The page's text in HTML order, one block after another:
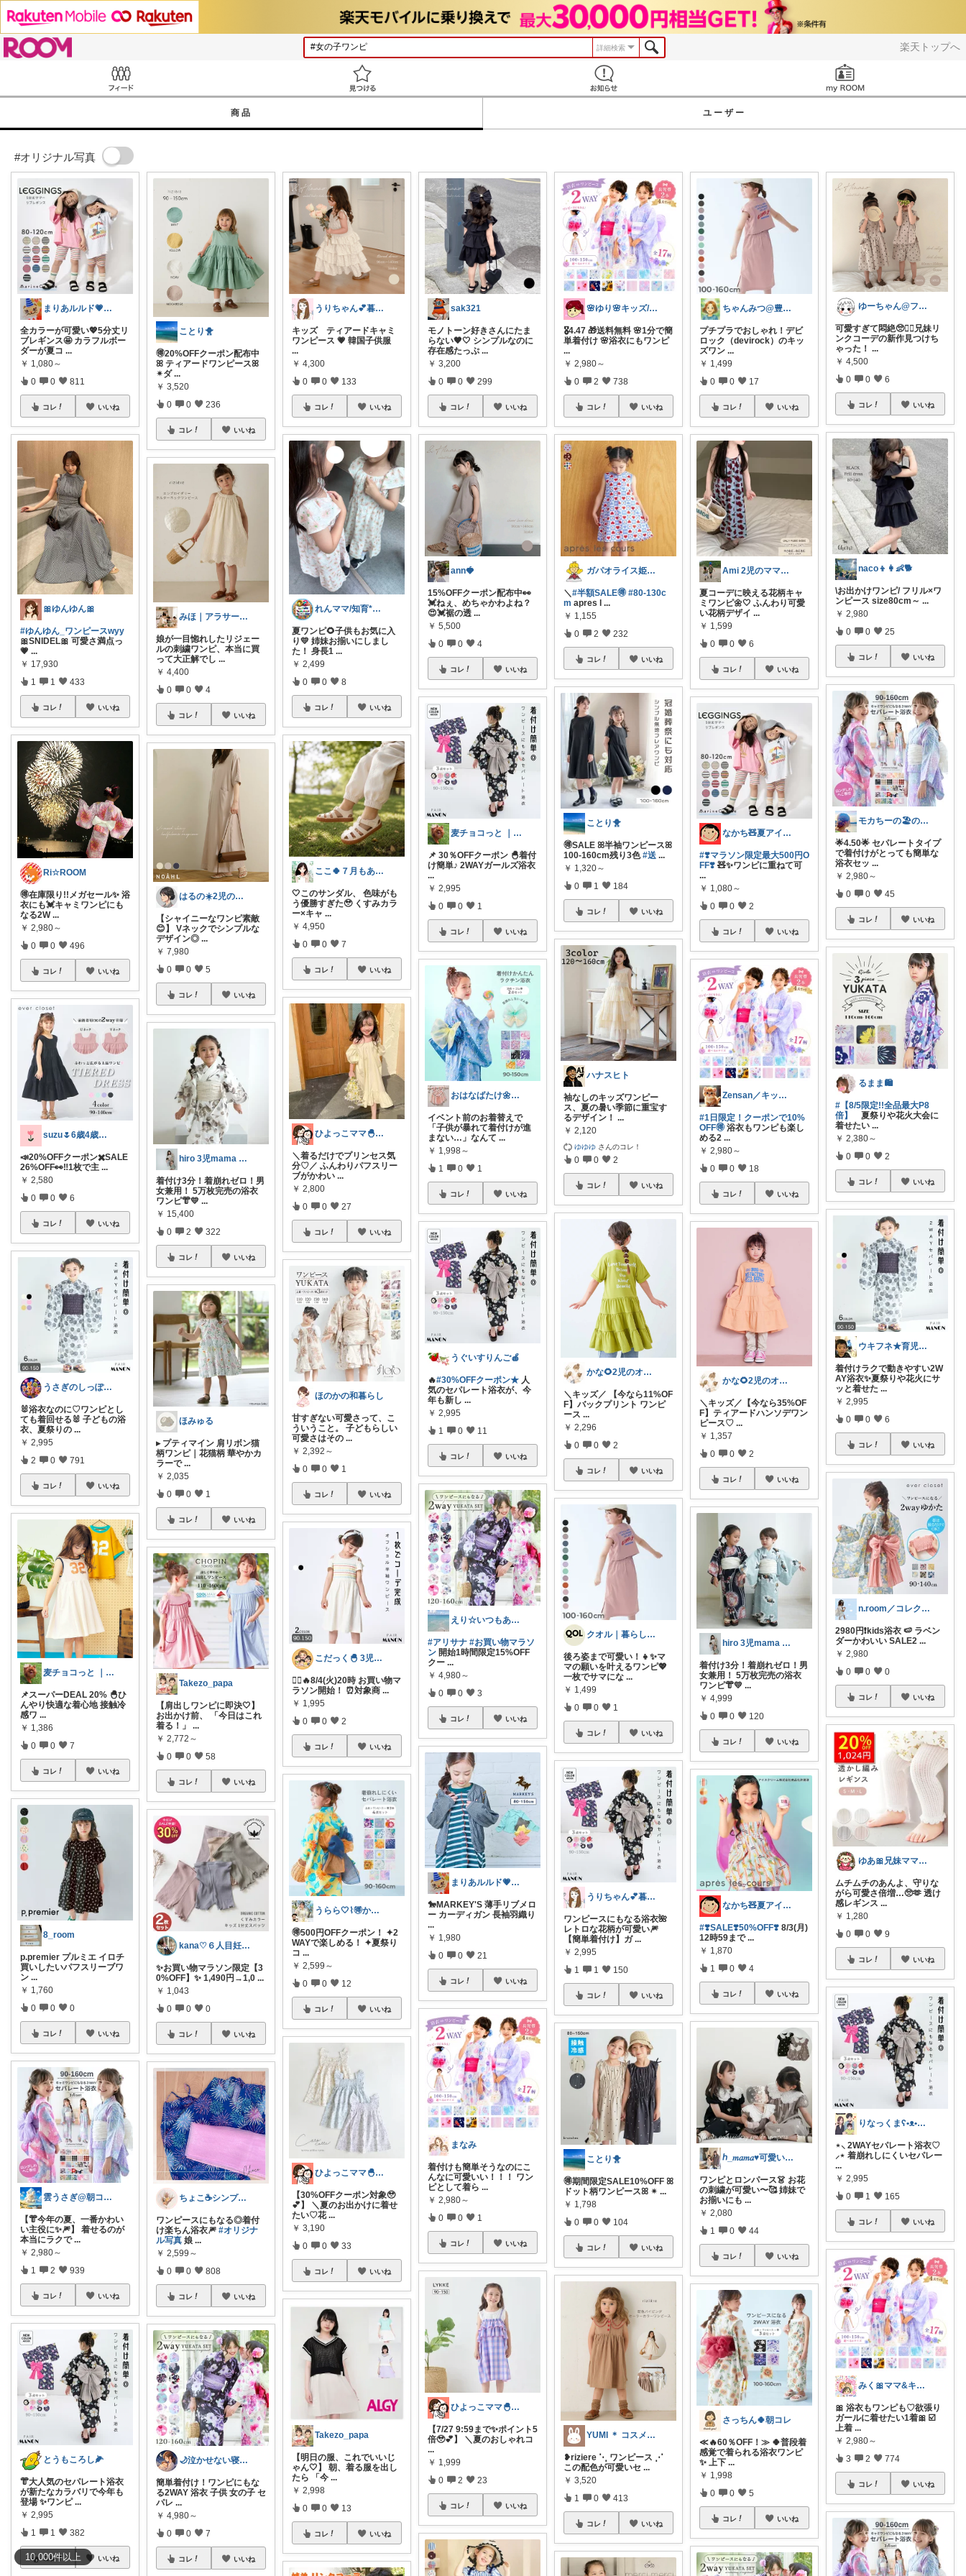
楽天トップへ
詳細検索
商品 ユーザー
#オリジナル写真
10,000件以上
まりあルルド💗ご購入感謝です💗
全カラーが可愛い💖5分丈リ
ブレギンス🤩 カラフルボー
ダーが夏コ ...
￥ 1,080～
0 0 811
コレ いいね
🎀ゆんゆん🎀
#ゆんゆん_ワンピースwyy
🎀SNIDEL🎀 可愛さ満点っ
💗 ...
￥ 17,930
1 1 433
コレ いいね
Ri☆ROOM
🉐在庫限り!!メガセール✨ 浴
衣にも💓キャミワンピにも
なる2W ...
￥ 2,980～
0 0 496
コレ いいね
suzu🌷6歳4歳子育てママの暮らし
📣20%OFFクーポン✖️SALE
26%OFF👀‼️1枚で主 ...
￥ 2,580
0 0 6
コレ いいね
うさぎのしっぽ43🐰2児の母👧朝コレ
🐰浴衣なのに♡ワンピとし
ても着回せる🐰 子どもの浴
衣、夏祭りの ...
￥ 2,995
2 0 791
コレ いいね
麦チョコっと ｜ キッズ＆ベビー 夏
📌スーパーDEAL 20% 🐣ひ
んやり快適な着心地 接触冷
感ワ ...
￥ 1,386
0 0 7
コレ いいね
8_room
p.premier プルミエ イロチ
買いしたいパフスリーブワ
ン ...
￥ 1,760
0 0 0
コレ いいね
雲うさぎ@朝コレ❤良質便利時短グッズ🐰
【👘今年の夏、一番かわい
い主役に✨🎆】 着せるのが
本当にラクで ...
￥ 2,980～
1 2 939
コレ いいね
とうもころし🌽
👘大人気のセパレート浴衣
が新たなカラバリで今年も
登場 ✨ワンピ ...
￥ 2,995
1 1 382
コレ いいね
ことり🐥
🉐20%OFFクーポン配布中
ꕤ ティアードワンピースꕤ
✴︎ダ ...
￥ 3,520
0 0 236
コレ いいね
みほ｜アラサー主婦｜共働き｜2児育児中
娘が一目惚れしたリジェー
ルの刺繍ワンピ、本当に買
って大正解でし ...
￥ 4,400
0 0 4
コレ いいね
はるの☀️2児のママ𓂃◌𓈒𓐍
【シャイニーなワンピ素敵
😊】 Vネックでシンプルな
デザイン◎ ...
￥ 7,980
0 0 5
コレ いいね
hiro 3児mama 𓅸 𓂃♡
着付け3分！着崩れゼロ！男
女兼用！ 5万枚完売の浴衣
ワンピ👘💛 ...
￥ 15,400
0 2 322
コレ いいね
ほみゅる
▸ プティマイン 肩リボン猫
柄ワンピ｜花猫柄 華やかカ
ラーで ...
￥ 2,035
0 0 1
コレ いいね
Takezo_papa
【肩出しワンピに即決🤍】
お出かけ前、 「今日はこれ
着る！」
...
￥ 2,772～
0 0 58
コレ いいね
kana♡６人目妊娠中〜こどもとくらす〜
✨お買い物マラソン限定【3
0%OFF】✨ 1,490円→1,0 ...
￥ 1,043
0 0 0
コレ いいね
ちょこ☕️シンプルで快適な暮らし🌱
ワンピースにもなる◎着付
け楽ちん浴衣🎆#オリジナ
ル写真 娘 ...
￥ 2,599～
0 0 808
コレ いいね
🌙泣かせない寝かしつけROOM｜まいか
簡単着付け！ワンピにもな
る2WAY 浴衣 子供 女の子 セ
パレ ...
￥ 4,980～
0 0 7
コレ いいね
うりちゃん💕暮らし🏡キッズ👶ママ
キッズ ティアードキャミ
ワンピース 💗 韓国子供服
...
￥ 4,300
0 0 133
コレ いいね
れんママ/知育*絵本*腸活*ファッション
夏ワンピ🌻子供もお気に入
り💛 姉妹お揃いにしまし
た！ 身長1 ...
￥ 2,499
0 0 8
コレ いいね
ここ🍀７月もありがとう🍀
🤍このサンダル、 色味がも
う優勝すぎた🥹 くすみカラ
ー×キャ ...
￥ 4,950
0 0 7
コレ いいね
ひよっこママ🐣𓂃ゆるっと育児と暮らし
＼着るだけでプリンセス気
分♡／ ふんわりパフスリー
ブがかわい ...
￥ 2,800
0 0 27
コレ いいね
ほのかの和暮らし
甘すぎない可愛さって、こ
ういうこと。 子どもらしい
可愛さはその ...
￥ 2,392～
0 0 1
コレ いいね
こだっく🐣 3児のママ
🏃‍♀️🔥8/4(火)20時 お買い物マ
ラソン開始！ ⏰対象商 ...
￥ 1,995
0 0 2
コレ いいね
うらら🤍⌇🉐かわいい暮らし
🉐500円OFFクーポン！ ✦2
WAYで楽しめる！ ✦夏祭り
コ ...
￥ 2,599～
0 0 12
コレ いいね
ひよっこママ🐣𓂃ゆるっと育児と暮らし
【30%OFFクーポン対象🥹
💕】 ＼夏のお出かけに着せ
たい♡花 ...
￥ 3,190
0 0 33
コレ いいね
Takezo_papa
【明日の服、これでいいじ
ゃん🤍】 朝、着る服を出し
たら 「今 ...
￥ 2,998
0 0 13
コレ いいね
sak321
モノトーン好きさんにたま
らない🖤🤍 シンプルなのに
存在感たっぷ ...
￥ 3,200
0 0 299
コレ いいね
ann🍓
15%OFFクーポン配布中👀
💓ねぇ、めちゃかわよね？
😍💓裾の透 ...
￥ 5,500
0 0 4
コレ いいね
麦チョコっと ｜ キッズ＆ベビー 夏
📌 30％OFFクーポン 🐣着付
け簡単♪ 2WAYガールズ浴衣
...
￥ 2,995
0 0 1
コレ いいね
おはなばたけ🌼低浮上で再開🙇‍♀️
イベント前のお着替えで
「子供が暴れて着付けが進
まない…」なんて ...
￥ 1,998～
1 0 1
コレ いいね
うぐいすりんご🍎
🔥#30%OFFクーポン★ 人
気のセパレート浴衣が、今
年も新し ...
￥ 2,995
1 0 11
コレ いいね
えり☆いつもありがとうございます
#アリサナ #お買い物マラソ
ン 開始1時間限定15%OFF
クー ...
￥ 4,980～
0 0 3
コレ いいね
まりあルルド💗ご購入感謝です💗
🐎MARKEY'S 薄手リブメロ
ー カーディガン 長袖羽織り
...
￥ 1,980
0 0 21
コレ いいね
まなみ
着付けも簡単そうなのにこ
んなに可愛いい！！！ ワン
ピとして着ら ...
￥ 2,980～
0 0 1
コレ いいね
ひよっこママ🐣𓂃ゆるっと育児と暮らし
【7/27 9:59まで✨ポイント5
倍🥹💕】 ＼夏のおしゃれコ
...
￥ 1,999
0 2 23
コレ いいね
🌸ゆり🌸キッズ/ベビー/スイーツ/猫
🎖️4.47 🎁送料無料 🌸1分で簡
単着付け 🌸浴衣にもワンピ
...
￥ 2,980～
0 2 738
コレ いいね
ガパオライス姫👸🌶️🌶️🌶️
＼#半額SALE🉐 #80-130c
m apres l ...
￥ 1,155
0 2 232
コレ いいね
ことり🐥
🉐SALE ꕤ半袖ワンピースꕤ
100-160cm残り3色#送 ...
￥ 1,320～
0 1 184
コレ いいね
ハナスヒト
袖なしのキッズワンピー
ス、夏の暑い季節に重宝す
るデザイン！...
￥ 2,120
ゆゆゆ さんのコレ！
0 0 2
コレ いいね
かな🌻2児のオカン
＼キッズ／ 【今なら11%OF
F】バックプリント ワンピ
ース...
￥ 2,296
0 0 2
コレ いいね
クオル｜暮らしの「質」爆上げ🈁
後ろ姿まで可愛い！👧✨マ
マの願いを叶えるワンピ💖
一枚でサマにな ...
￥ 1,499
0 0 1
コレ いいね
うりちゃん💕暮らし🏡キッズ👶ママ
ワンピースにもなる浴衣🌺
レトロな花柄が可愛い🎆
【簡単着付け】ガ ...
￥ 2,995
1 1 150
コレ いいね
ことり🐥
🉐期間限定SALE10%OFF ꕤ
ドット柄ワンピースꕤ ✴︎ ...
￥ 1,798
0 0 104
コレ いいね
YUMI ＊ コスメと暮らし🌱
❥︎riziere ⋱ ワンピース ⋰
この配色が可愛いセ ...
￥ 3,520
1 0 413
コレ いいね
ちゃんみつ@豊かな日常
プチプラでおしゃれ！デビ
ロック（devirock）のキッ
ズワン ...
￥ 1,499
0 0 17
コレ いいね
Ami 2児のママ👦👧子供服
夏コーデに映える花柄キャ
ミワンピ🌼🤍 ふんわり可愛
い花柄デザイ ...
￥ 1,599
0 0 6
コレ いいね
なかち🧸夏アイテム＆便利グッズ✨
#❣️マラソン限定最大500円O
FF❣️ 🧸✨ワンピに重ねて可
...
￥ 1,080～
0 0 2
コレ いいね
Zensan／キッズ☆ベビーROOM
#1日限定！クーポンで10%
OFF🉐 浴衣もワンピも楽し
める2 ...
￥ 2,980～
0 0 18
コレ いいね
かな🌻2児のオカン
＼キッズ／【今なら35%OF
F】ティアードハンソデワン
ピース♡ ...
￥ 1,357
0 0 2
コレ いいね
hiro 3児mama 𓅸 𓂃♡
着付け3分！着崩れゼロ！男
女兼用！ 5万枚完売の浴衣
ワンピ👘💛 ...
￥ 4,999
0 0 120
コレ いいね
なかち🧸夏アイテム＆便利グッズ✨
#❣️SALE❣️50%OFF❣️ 8/3(月)
12時59まで ...
￥ 1,870
1 0 4
コレ いいね
ℎ_𝑚𝑎𝑚𝑎♥可愛いもの紹介🌼
ワンピとロンパース👗 お花
の刺繍が可愛い〜🥰 姉妹で
お揃いにも ...
￥ 2,080
1 0 44
コレ いいね
さっちん🍀朝コレ
≪🔥60％OFF！≫ 🍀普段着
感覚で着られる浴衣ワンピ
✨ 上下 ...
￥ 1,998
0 0 5
コレ いいね
ゆーちゃん@フォロワーさまから購入💕
可愛すぎて悶絶🥺❤️‍🔥兄妹リ
ンクコーデの新作見つけち
ゃった！ ...
￥ 4,500
0 0 6
コレ いいね
naco👦👩👶🐕️
\お出かけワンピ/ フリル×ワ
ンピース size80cm～...
￥ 2,980
0 0 25
コレ いいね
モカちーの🏖️のんびりライフ🐈✨
🌟4.50🌟 セパレートタイプ
で着付けがとっても簡単な
浴衣セッ ...
￥ 2,980～
0 0 45
コレ いいね
るまま🛍️
#【8/5限定!!全品最大P8
倍】
夏祭りや花火大会に
着せたい ...
￥ 2,380～
0 0 2
コレ いいね
ウキフネ★育児・子育てが楽になるアイテム
着付けラクで動きやすい2W
AY浴衣✨夏祭りや花火にサ
ッと着せた ...
￥ 2,995
0 0 6
コレ いいね
n.room／コレクションから見てね♡
2980円❗️kids浴衣 🍉 ラベン
ダーかわいい SALE2 ...
￥ 2,980
0 0 0
コレ いいね
ゆあ🎀兄妹ママの育児と暮らし
ムチムチのあんよ、守りな
がら可愛さ倍増…🥺🫶 透け
感レギンス ...
￥ 1,280
0 0 9
コレ いいね
りなっくまʕ•ᴥ•ʔこどもと暮らし𖠿
⋆⸜ 2WAYセパレート浴衣♡
⸝⋆ 着崩れしにくいセパレー
...
￥ 2,995
0 1 165
コレ いいね
みく🎀ママ&キッズグッズ🎁
🎀 浴衣もワンピも♡欲張り
ガールに着せたい1着🎀 ☑️
上着 ...
￥ 2,980～
3 2 774
コレ いいね